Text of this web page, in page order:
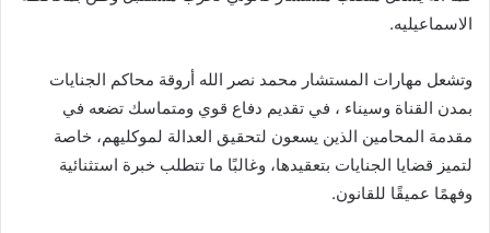
الاسماعيليه.
وتشعل مهارات المستشار محمد نصر الله أروقة محاكم الجنايات
بمدن القناة وسيناء ، في تقديم دفاع قوي ومتماسك تضعه في
مقدمة المحامين الذين يسعون لتحقيق العدالة لموكليهم، خاصة
لتميز قضايا الجنايات بتعقيدها، وغالبًا ما تتطلب خبرة استثنائية
وفهمًا عميقًا للقانون.